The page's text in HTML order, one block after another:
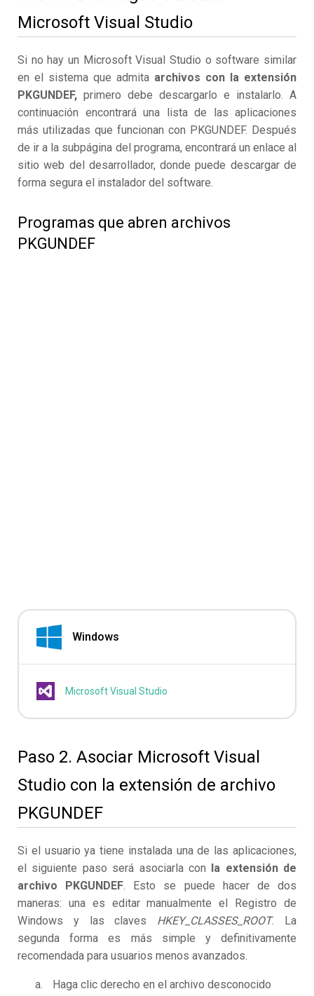
Microsoft Visual Studio
Si no hay un Microsoft Visual Studio o software similar
en el sistema que admita archivos con la extensión
PKGUNDEF, primero debe descargarlo e instalarlo. A
continuación encontrará una lista de las aplicaciones
más utilizadas que funcionan con PKGUNDEF. Después
de ir a la subpágina del programa, encontrará un enlace al
sitio web del desarrollador, donde puede descargar de
forma segura el instalador del software.
Programas que abren archivos
PKGUNDEF
Windows
Microsoft Visual Studio
Paso 2. Asociar Microsoft Visual
Studio con la extensión de archivo
PKGUNDEF
Si el usuario ya tiene instalada una de las aplicaciones,
el siguiente paso será asociarla con la extensión de
archivo PKGUNDEF. Esto se puede hacer de dos
maneras: una es editar manualmente el Registro de
Windows y las claves HKEY_CLASSES_ROOT. La
segunda forma es más simple y definitivamente
recomendada para usuarios menos avanzados.
Haga clic derecho en el archivo desconocido